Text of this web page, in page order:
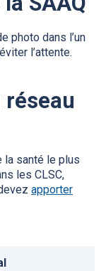
photo dans l’un
l’attente.
réseau
la santé le plus
les CLSC,
apporter